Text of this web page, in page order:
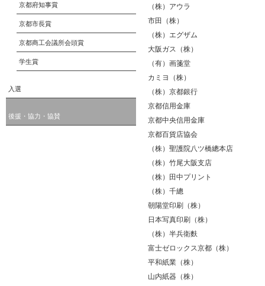
（株）アウラ
市田（株）
（株）エグザム
大阪ガス（株）
（有）画箋堂
カミヨ（株）
（株）京都銀行
京都信用金庫
京都中央信用金庫
京都百貨店協会
（株）聖護院八ツ橋總本店
（株）竹尾大阪支店
（株）田中プリント
（株）千總
朝陽堂印刷（株）
日本写真印刷（株）
（株）半兵衛麩
富士ゼロックス京都（株）
平和紙業（株）
山内紙器（株）
京都府知事賞
京都市長賞
京都商工会議所会頭賞
学生賞
入選
後援・協力・協賛